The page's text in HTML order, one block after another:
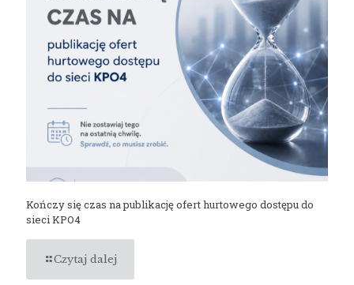
Kończy się czas na publikację ofert hurtowego dostępu do
sieci KPO4
Czytaj dalej